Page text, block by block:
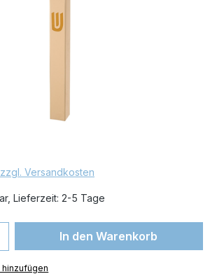
Versandkosten
Lieferzeit: 2-5 Tage
Gib den
In den Warenkorb